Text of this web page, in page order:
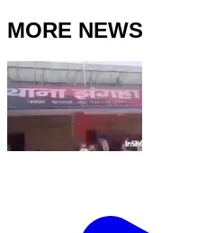
MORE NEWS